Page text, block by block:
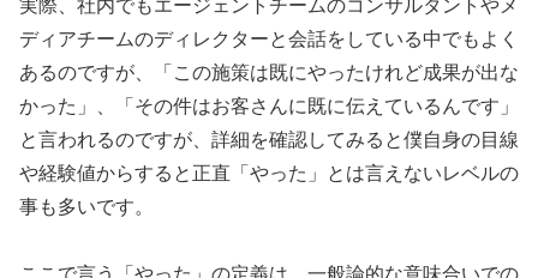
実際、社内でもエージェントチームのコンサルタントやメ
ディアチームのディレクターと会話をしている中でもよく
あるのですが、「この施策は既にやったけれど成果が出な
かった」、「その件はお客さんに既に伝えているんです」
と言われるのですが、詳細を確認してみると僕自身の目線
や経験値からすると正直「やった」とは言えないレベルの
事も多いです。